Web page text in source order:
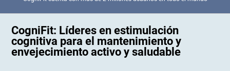
CogniFit: Líderes en estimulación
cognitiva para el mantenimiento y
envejecimiento activo y saludable